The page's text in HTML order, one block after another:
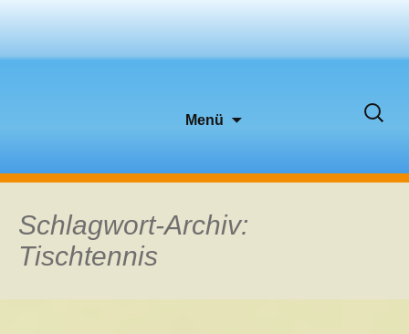
Menü
Suchen
Schlagwort-Archiv:
Tischtennis